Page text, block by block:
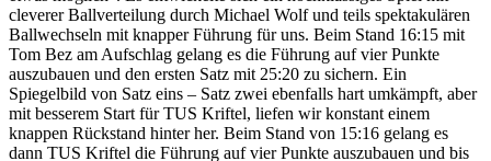
cleverer Ballverteilung durch Michael Wolf und teils spektakulären
Ballwechseln mit knapper Führung für uns. Beim Stand 16:15 mit
Tom Bez am Aufschlag gelang es die Führung auf vier Punkte
auszubauen und den ersten Satz mit 25:20 zu sichern. Ein
Spiegelbild von Satz eins – Satz zwei ebenfalls hart umkämpft, aber
mit besserem Start für TUS Kriftel, liefen wir konstant einem
knappen Rückstand hinter her. Beim Stand von 15:16 gelang es
dann TUS Kriftel die Führung auf vier Punkte auszubauen und bis